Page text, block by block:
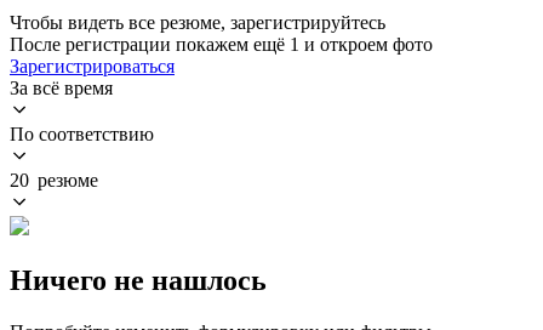
Чтобы видеть все резюме, зарегистрируйтесь
После регистрации покажем ещё 1 и откроем фото
Зарегистрироваться
За всё время
По соответствию
20 резюме
Ничего не нашлось